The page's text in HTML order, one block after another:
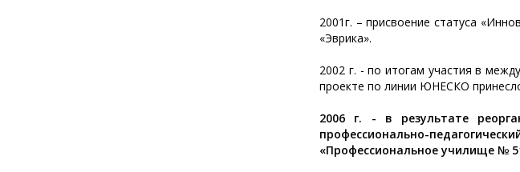
2001г. – присвоение статуса
«Эврика».
2002 г. - по итогам участия в
проекте по линии ЮНЕСКО
2006 г. - в результате
профессионально-
«Профессиональное училище №